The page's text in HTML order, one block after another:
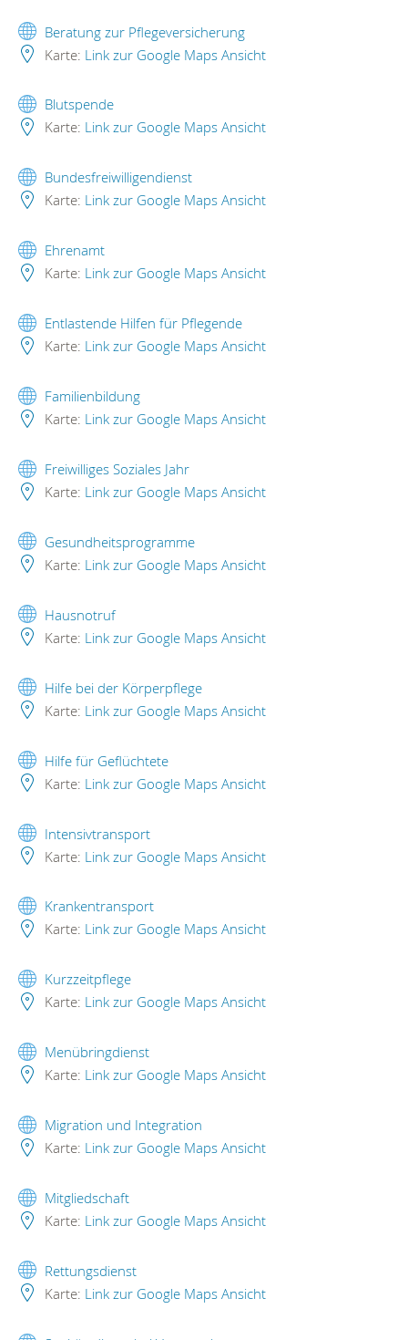
Beratung zur Pflegeversicherung
Karte: Link zur Google Maps Ansicht
Blutspende
Karte: Link zur Google Maps Ansicht
Bundesfreiwilligendienst
Karte: Link zur Google Maps Ansicht
Ehrenamt
Karte: Link zur Google Maps Ansicht
Entlastende Hilfen für Pflegende
Karte: Link zur Google Maps Ansicht
Familienbildung
Karte: Link zur Google Maps Ansicht
Freiwilliges Soziales Jahr
Karte: Link zur Google Maps Ansicht
Gesundheitsprogramme
Karte: Link zur Google Maps Ansicht
Hausnotruf
Karte: Link zur Google Maps Ansicht
Hilfe bei der Körperpflege
Karte: Link zur Google Maps Ansicht
Hilfe für Geflüchtete
Karte: Link zur Google Maps Ansicht
Intensivtransport
Karte: Link zur Google Maps Ansicht
Krankentransport
Karte: Link zur Google Maps Ansicht
Kurzzeitpflege
Karte: Link zur Google Maps Ansicht
Menübringdienst
Karte: Link zur Google Maps Ansicht
Migration und Integration
Karte: Link zur Google Maps Ansicht
Mitgliedschaft
Karte: Link zur Google Maps Ansicht
Rettungsdienst
Karte: Link zur Google Maps Ansicht